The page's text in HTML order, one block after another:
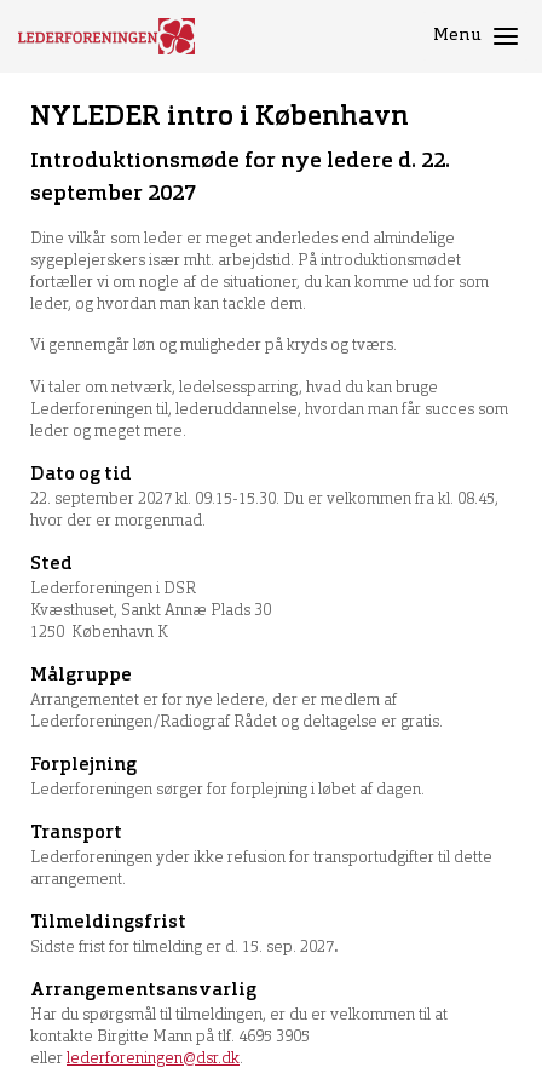
Menu
NYLEDER intro i København
Introduktionsmøde for nye ledere d. 22.
september 2027
Dine vilkår som leder er meget anderledes end almindelige
sygeplejerskers især mht. arbejdstid. På introduktionsmødet
fortæller vi om nogle af de situationer, du kan komme ud for som
leder, og hvordan man kan tackle dem.
Vi gennemgår løn og muligheder på kryds og tværs.
Vi taler om netværk, ledelsessparring, hvad du kan bruge
Lederforeningen til, lederuddannelse, hvordan man får succes som
leder og meget mere.
Dato og tid
22. september 2027 kl. 09.15-15.30. Du er velkommen fra kl. 08.45,
hvor der er morgenmad.
Sted
Lederforeningen i DSR
Kvæsthuset, Sankt Annæ Plads 30
1250 København K
Målgruppe
Arrangementet er for nye ledere, der er medlem af
Lederforeningen/Radiograf Rådet og deltagelse er gratis.
Forplejning
Lederforeningen sørger for forplejning i løbet af dagen.
Transport
Lederforeningen yder ikke refusion for transportudgifter til dette
arrangement.
Tilmeldingsfrist
Sidste frist for tilmelding er d. 15. sep. 2027.
Arrangementsansvarlig
Har du spørgsmål til tilmeldingen, er du er velkommen til at
kontakte Birgitte Mann på tlf. 4695 3905
eller lederforeningen@dsr.dk